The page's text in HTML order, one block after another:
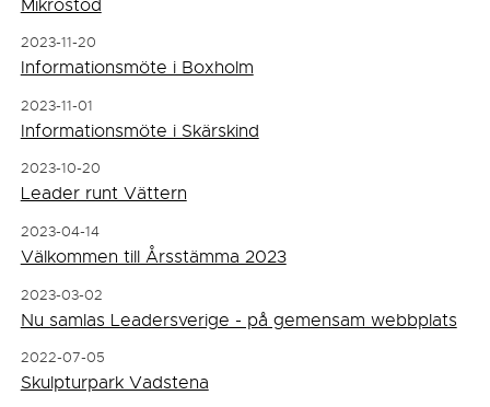
Mikrostöd
2023-11-20
Informationsmöte i Boxholm
2023-11-01
Informationsmöte i Skärskind
2023-10-20
Leader runt Vättern
2023-04-14
Välkommen till Årsstämma 2023
2023-03-02
Nu samlas Leadersverige - på gemensam webbplats
2022-07-05
Skulpturpark Vadstena